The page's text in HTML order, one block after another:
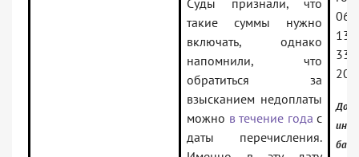
Суды признали, что
такие суммы нужно
включать, однако
напомнили, что
обратиться за
взысканием недоплаты
можно в течение года с
даты перечисления.